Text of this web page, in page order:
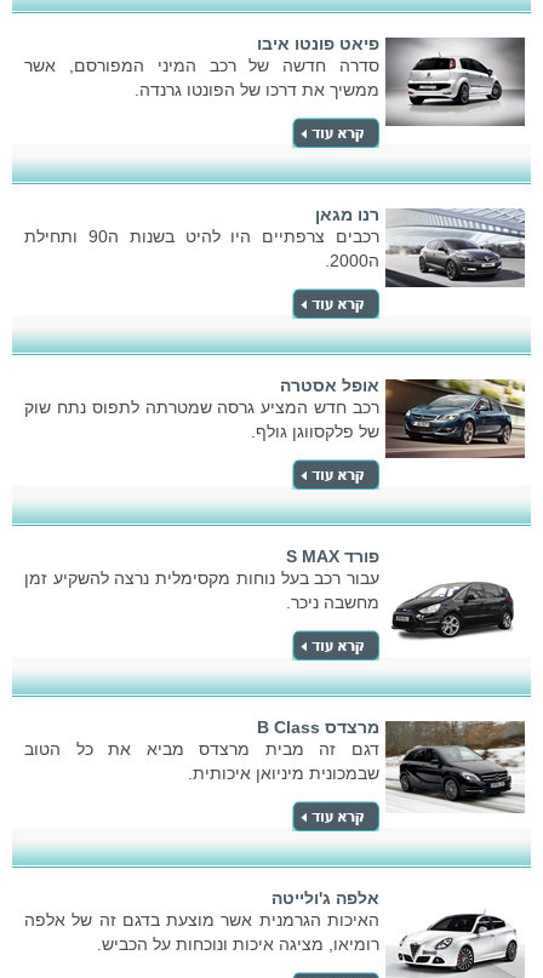
פיאט פונטו איבו
סדרה חדשה של רכב המיני המפורסם, אשר
ממשיך את דרכו של הפונטו גרנדה.
רנו מגאן
רכבים צרפתיים היו להיט בשנות ה90 ותחילת
ה2000.
אופל אסטרה
רכב חדש המציע גרסה שמטרתה לתפוס נתח שוק
של פלקסווגן גולף.
פורד S MAX
עבור רכב בעל נוחות מקסימלית נרצה להשקיע זמן
מחשבה ניכר.
מרצדס B Class
דגם זה מבית מרצדס מביא את כל הטוב
שבמכונית מיניואן איכותית.
אלפה ג'ולייטה
האיכות הגרמנית אשר מוצעת בדגם זה של אלפה
רומיאו, מציגה איכות ונוכחות על הכביש.